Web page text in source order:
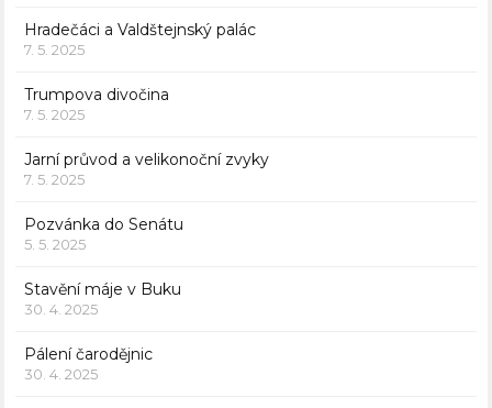
Hradečáci a Valdštejnský palác
7. 5. 2025
Trumpova divočina
7. 5. 2025
Jarní průvod a velikonoční zvyky
7. 5. 2025
Pozvánka do Senátu
5. 5. 2025
Stavění máje v Buku
30. 4. 2025
Pálení čarodějnic
30. 4. 2025